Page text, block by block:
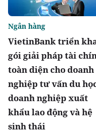
VietinBank triển
gói giải pháp tài
toàn diện cho doanh
nghiệp tư vấn du
doanh nghiệp xuất
khẩu lao động và hệ
sinh thái
Ngân hàng